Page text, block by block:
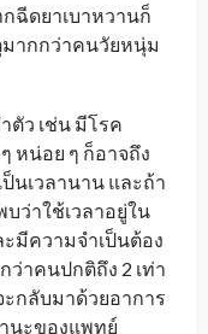
ฉีดยาเบาหวานก็
มากกว่าคนวัยหนุ่ม
ตัว เช่น มีโรค
หน่อย ๆ ก็อาจถึง
นเวลานาน และถ้า
ว่าใช้เวลาอยู่ใน
มีความจำเป็นต้อง
ว่าคนปกติถึง 2 เท่า
กลับมาด้วยอาการ
นะของแพทย์